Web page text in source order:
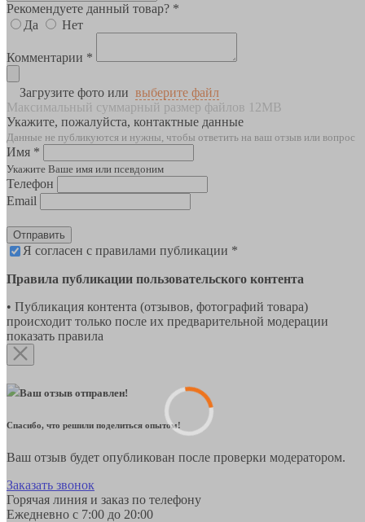
Рекомендуете данный товар? *
Да
Нет
Комментарии *
Загрузите фото или выберите файл
Максимальный суммарный размер файлов 12MB
Укажите, пожалуйста, контактные данные
Данные не публикуются и нужны, чтобы ответить на ваш отзыв или вопрос
Имя *
Укажите Ваше имя или псевдоним
Телефон
Email
Отправить
Я согласен с правилами публикации *
Правила публикации пользовательского контента
• Публикация контента (отзывов, фотографий товара)
происходит только после их предварительной модерации
показать правила
Ваш отзыв отправлен!
Спасибо, что решили поделиться опытом!
Ваш отзыв будет опубликован после проверки модератором.
Заказать звонок
Горячая линия и заказ по телефону
Ежедневно с 7:00 до 20:00